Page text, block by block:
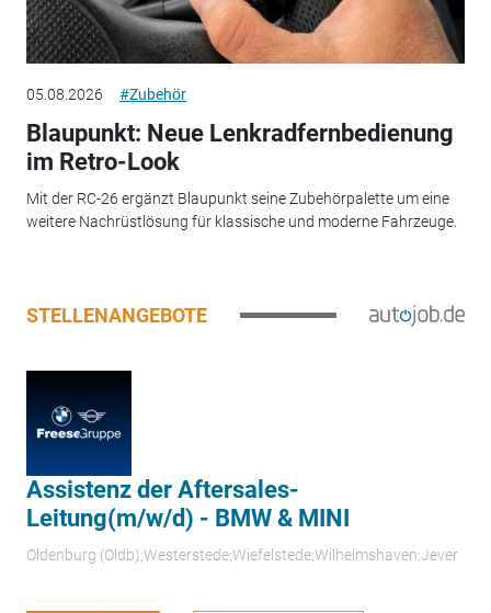
05.08.2026 #Zubehör
Blaupunkt: Neue Lenkradfernbedienung
im Retro-Look
Mit der RC-26 ergänzt Blaupunkt seine Zubehörpalette um eine
weitere Nachrüstlösung für klassische und moderne Fahrzeuge.
STELLENANGEBOTE
Assistenz der Aftersales-
Leitung(m/w/d) - BMW & MINI
Oldenburg (Oldb);Westerstede;Wiefelstede;Wilhelmshaven;Jever